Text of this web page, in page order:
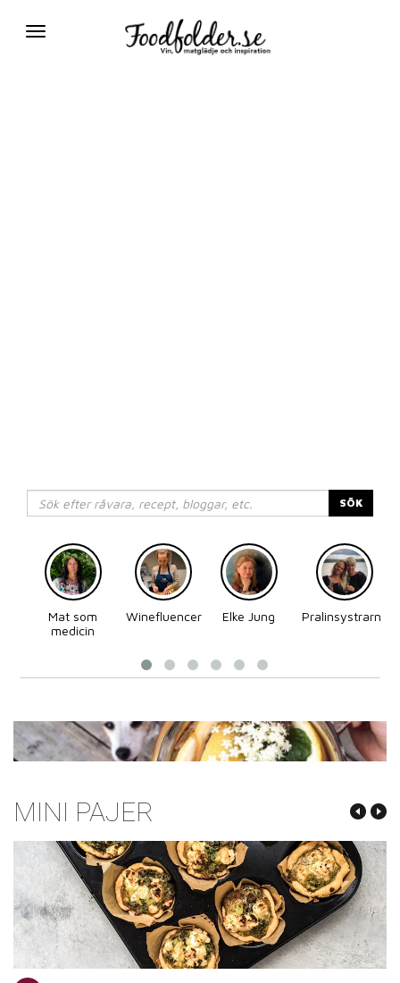
Växla
SÖK
Mat som
medicin
Winefluencer Elke Jung
Pralinsystrarna
MINI PAJER